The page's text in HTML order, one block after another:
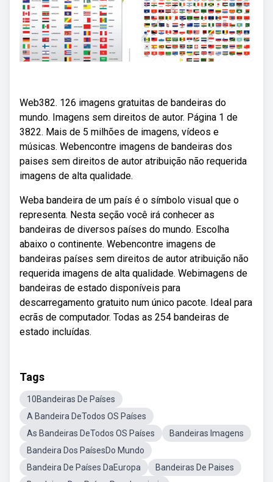
Web382. 126 imagens gratuitas de bandeiras do
mundo. Imagens sem direitos de autor. Página 1 de
3822. Mais de 5 milhões de imagens, vídeos e
músicas. Webencontre imagens de bandeiras dos
paises sem direitos de autor atribuição não requerida
imagens de alta qualidade.
Weba bandeira de um país é o símbolo visual que o
representa. Nesta seção você irá conhecer as
bandeiras de diversos países do mundo. Escolha
abaixo o continente. Webencontre imagens de
bandeiras países sem direitos de autor atribuição não
requerida imagens de alta qualidade. Webimagens de
bandeiras de estado disponíveis para
descarregamento gratuito num único pacote. Ideal para
ecrãs de computador. Todas as 254 bandeiras de
estado incluídas.
Tags
10Bandeiras De Países
A Bandeira DeTodos OS Países
As Bandeiras DeTodos OS Países
Bandeiras Imagens
Bandeira Dos PaísesDo Mundo
Bandeira De Países DaEuropa
Bandeiras De Paises